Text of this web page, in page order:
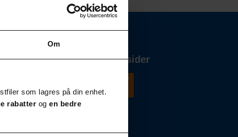
Om
som lagres på din enhet.
rabatter og en bedre
Våre andre nettsider